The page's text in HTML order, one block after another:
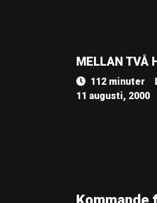
MELLAN TVÅ
112 minuter
11 augusti, 2000